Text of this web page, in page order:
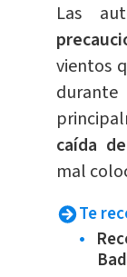
Las
vientos
caída
mal
Te